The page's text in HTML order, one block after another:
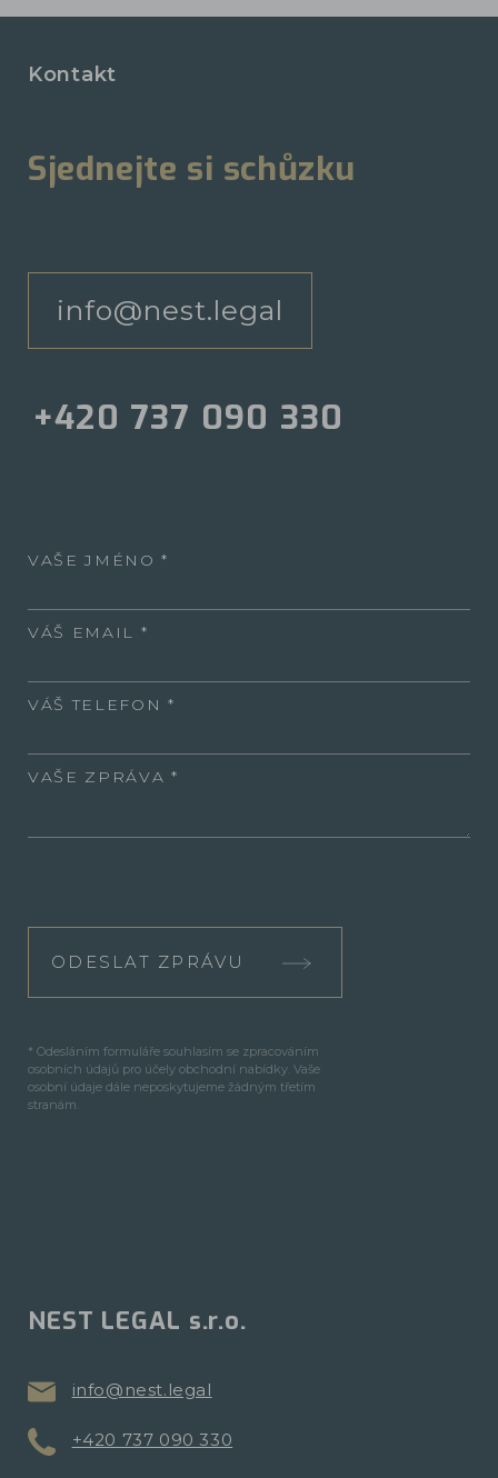
Kontakt
Sjednejte si schůzku
info@nest.legal
+420 737 090 330
VAŠE JMÉNO
VÁŠ EMAIL
VÁŠ TELEFON
VAŠE ZPRÁVA
ODESLAT ZPRÁVU
* Odesláním formuláře souhlasím se zpracováním
osobních údajů pro účely obchodní nabídky. Vaše
osobní údaje dále neposkytujeme žádným třetím
stranám.
NEST LEGAL s.r.o.
info@nest.legal
+420 737 090 330